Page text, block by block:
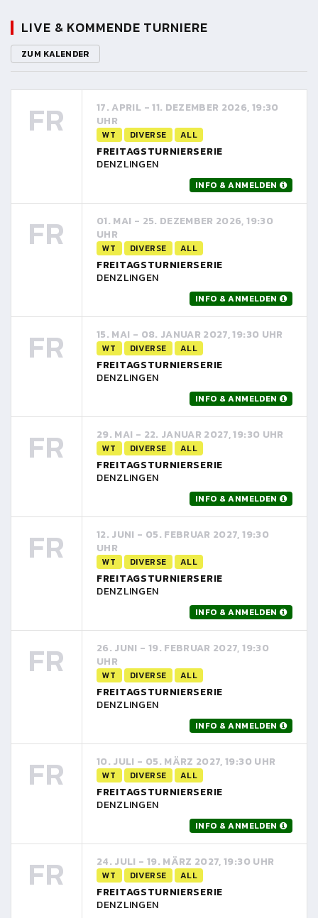
LIVE & KOMMENDE TURNIERE
ZUM KALENDER
FR
17. APRIL - 11. DEZEMBER 2026, 19:30
UHR
WT DIVERSE ALL
FREITAGSTURNIERSERIE
DENZLINGEN
INFO & ANMELDEN
FR
01. MAI - 25. DEZEMBER 2026, 19:30
UHR
WT DIVERSE ALL
FREITAGSTURNIERSERIE
DENZLINGEN
INFO & ANMELDEN
FR 15. MAI - 08. JANUAR 2027, 19:30 UHR
WT DIVERSE ALL
FREITAGSTURNIERSERIE
DENZLINGEN
INFO & ANMELDEN
FR 29. MAI - 22. JANUAR 2027, 19:30 UHR
WT DIVERSE ALL
FREITAGSTURNIERSERIE
DENZLINGEN
INFO & ANMELDEN
FR
12. JUNI - 05. FEBRUAR 2027, 19:30
UHR
WT DIVERSE ALL
FREITAGSTURNIERSERIE
DENZLINGEN
INFO & ANMELDEN
FR
26. JUNI - 19. FEBRUAR 2027, 19:30
UHR
WT DIVERSE ALL
FREITAGSTURNIERSERIE
DENZLINGEN
INFO & ANMELDEN
FR 10. JULI - 05. MÄRZ 2027, 19:30 UHR
WT DIVERSE ALL
FREITAGSTURNIERSERIE
DENZLINGEN
INFO & ANMELDEN
FR 24. JULI - 19. MÄRZ 2027, 19:30 UHR
WT DIVERSE ALL
FREITAGSTURNIERSERIE
DENZLINGEN